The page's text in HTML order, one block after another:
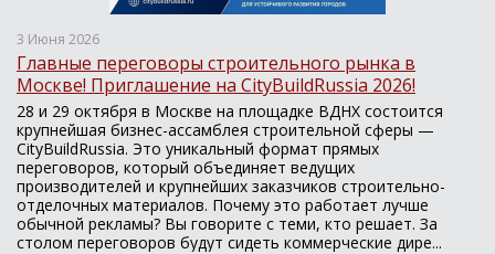
3 Июня 2026
Главные переговоры строительного рынка в
Москве! Приглашение на CityBuildRussia 2026!
28 и 29 октября в Москве на площадке ВДНХ состоится
крупнейшая бизнес-ассамблея строительной сферы —
CityBuildRussia. Это уникальный формат прямых
переговоров, который объединяет ведущих
производителей и крупнейших заказчиков строительно-
отделочных материалов. Почему это работает лучше
обычной рекламы? Вы говорите с теми, кто решает. За
столом переговоров будут сидеть коммерческие дире...